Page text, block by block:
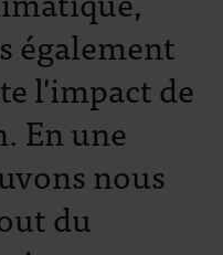
également
l'impact de
En une
nous
du